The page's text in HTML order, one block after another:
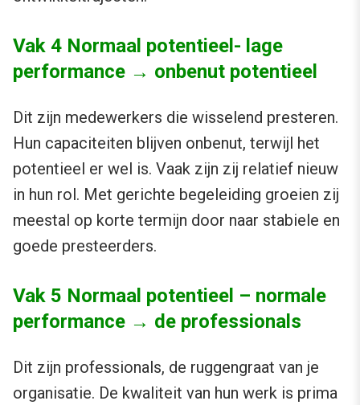
Vak 4 Normaal potentieel- lage
performance → onbenut potentieel
Dit zijn medewerkers die wisselend presteren.
Hun capaciteiten blijven onbenut, terwijl het
potentieel er wel is. Vaak zijn zij relatief nieuw
in hun rol. Met gerichte begeleiding groeien zij
meestal op korte termijn door naar stabiele en
goede presteerders.
Vak 5 Normaal potentieel – normale
performance → de professionals
Dit zijn professionals, de ruggengraat van je
organisatie. De kwaliteit van hun werk is prima